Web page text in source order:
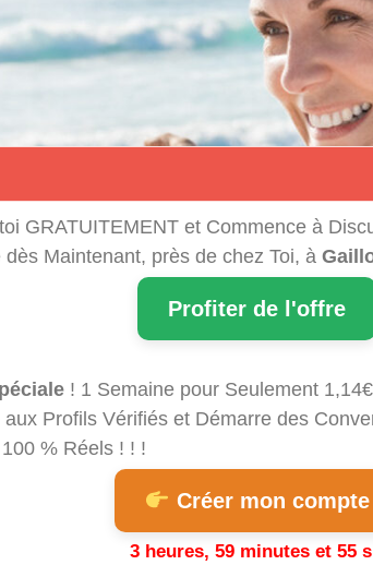
GRATUITEMENT et Commence à
dès Maintenant, près de chez Toi, à
Profiter de l'offre
! 1 Semaine pour Seulement 1,14€
aux Profils Vérifiés et Démarre des
% Réels ! ! !
Créer mon compte
3 heures, 59 minutes et 54